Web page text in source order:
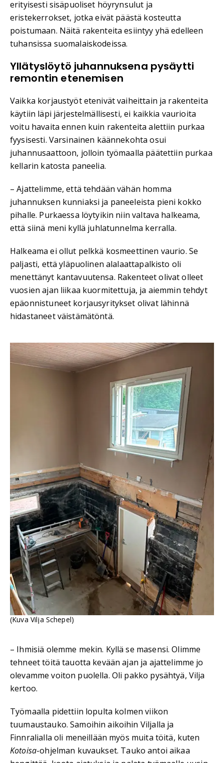
erityisesti sisäpuoliset höyrynsulut ja
eristekerrokset, jotka eivät päästä kosteutta
poistumaan. Näitä rakenteita esiintyy yhä edelleen
tuhansissa suomalaiskodeissa.
Yllätyslöytö juhannuksena pysäytti
remontin etenemisen
Vaikka korjaustyöt etenivät vaiheittain ja rakenteita
käytiin läpi järjestelmällisesti, ei kaikkia vaurioita
voitu havaita ennen kuin rakenteita alettiin purkaa
fyysisesti. Varsinainen käännekohta osui
juhannusaattoon, jolloin työmaalla päätettiin purkaa
kellarin katosta paneelia.
– Ajattelimme, että tehdään vähän homma
juhannuksen kunniaksi ja paneeleista pieni kokko
pihalle. Purkaessa löytyikin niin valtava halkeama,
että siinä meni kyllä juhlatunnelma kerralla.
Halkeama ei ollut pelkkä kosmeettinen vaurio. Se
paljasti, että yläpuolinen alalaattapalkisto oli
menettänyt kantavuutensa. Rakenteet olivat olleet
vuosien ajan liikaa kuormitettuja, ja aiemmin tehdyt
epäonnistuneet korjausyritykset olivat lähinnä
hidastaneet väistämätöntä.
(Kuva Vilja Schepel)
– Ihmisiä olemme mekin. Kyllä se masensi. Olimme
tehneet töitä tauotta kevään ajan ja ajattelimme jo
olevamme voiton puolella. Oli pakko pysähtyä, Vilja
kertoo.
Työmaalla pidettiin lopulta kolmen viikon
tuumaustauko. Samoihin aikoihin Viljalla ja
Finnralialla oli meneillään myös muita töitä, kuten
Kotoisa-ohjelman kuvaukset. Tauko antoi aikaa